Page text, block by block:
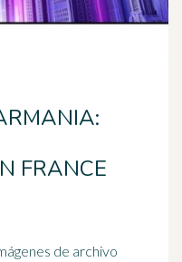
FRANCE
de archivo